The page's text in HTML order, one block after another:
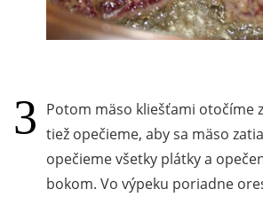
Potom mäso kliešťami otočíme
tiež opečieme, aby sa mäso
opečieme všetky plátky a
bokom. Vo výpeku poriadne